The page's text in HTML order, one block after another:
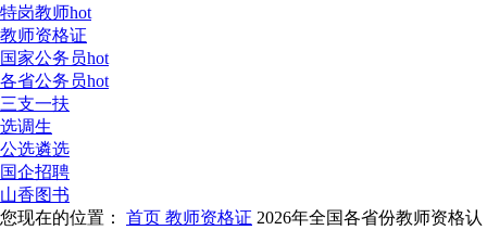
特岗教师hot
教师资格证
国家公务员hot
各省公务员hot
三支一扶
选调生
公选遴选
国企招聘
山香图书
您现在的位置： 首页 教师资格证 2026年全国各省份教师资格认